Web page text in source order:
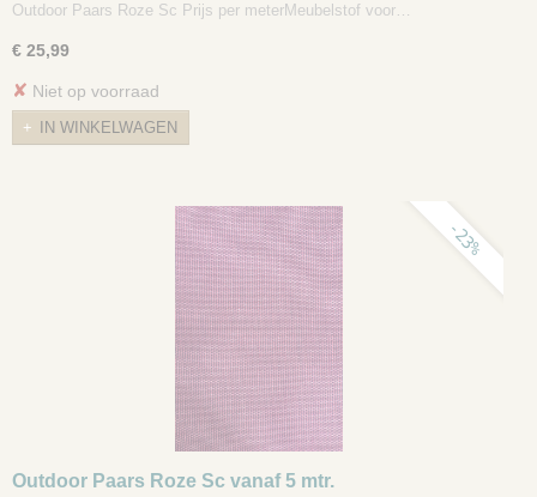
Outdoor Paars Roze Sc Prijs per meterMeubelstof voor…
€ 25,99
✘ Niet op voorraad
IN WINKELWAGEN
-23%
Outdoor Paars Roze Sc vanaf 5 mtr.